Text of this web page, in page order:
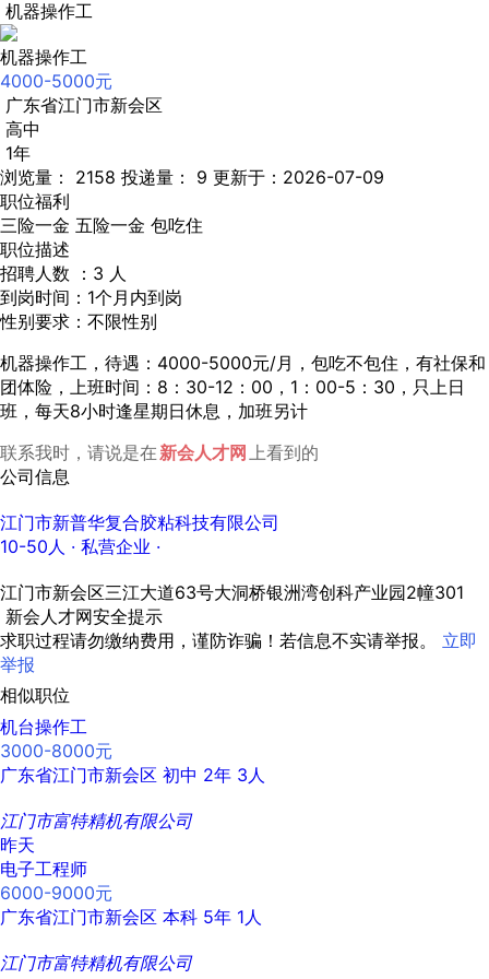
机器操作工
机器操作工
4000-5000元
广东省江门市新会区
高中
1年
浏览量： 2158 投递量： 9 更新于：2026-07-09
职位福利
三险一金 五险一金 包吃住
职位描述
招聘人数 ：3 人
到岗时间：1个月内到岗
性别要求：不限性别
机器操作工，待遇：4000-5000元/月，包吃不包住，有社保和
团体险，上班时间：8：30-12：00，1：00-5：30，只上日
班，每天8小时逢星期日休息，加班另计
联系我时，请说是在新会人才网 上看到的
公司信息
江门市新普华复合胶粘科技有限公司
10-50人 · 私营企业 ·
江门市新会区三江大道63号大洞桥银洲湾创科产业园2幢301
新会人才网安全提示
求职过程请勿缴纳费用，谨防诈骗！若信息不实请举报。 立即
举报
相似职位
机台操作工
3000-8000元
广东省江门市新会区 初中 2年 3人
江门市富特精机有限公司
昨天
电子工程师
6000-9000元
广东省江门市新会区 本科 5年 1人
江门市富特精机有限公司